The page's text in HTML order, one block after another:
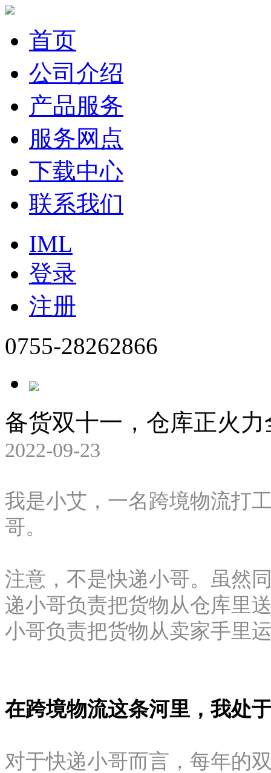
首页
公司介绍
产品服务
服务网点
下载中心
联系我们
IML
登录
注册
0755-28262866
备货双十一，仓库正火力
2022-09-23
我是小艾，一名跨境物流打
哥。
注意，不是快递小哥。虽然
递小哥负责把货物从仓库里
小哥负责把货物从卖家手里
在跨境物流这条河里，我处
对于快递小哥而言，每年的